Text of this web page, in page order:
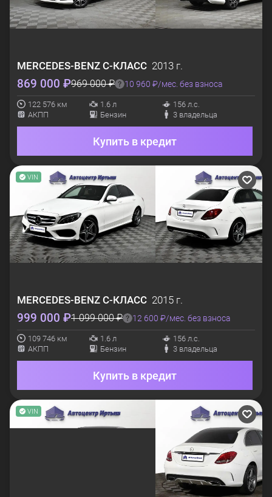
MERCEDES-BENZ C-КЛАСС 2013 г.
869 000 ₽969 000 ₽ 10 960 ₽/мес. без взноса
122 576 км 1.6 л
156 л.с.
АКПП
Бензин 3 владельца
Купить в кредит
VIN
MERCEDES-BENZ C-КЛАСС 2015 г.
999 000 ₽1 099 000 ₽ 12 600 ₽/мес. без взноса
109 746 км 1.6 л
156 л.с.
АКПП
Бензин 3 владельца
Купить в кредит
VIN